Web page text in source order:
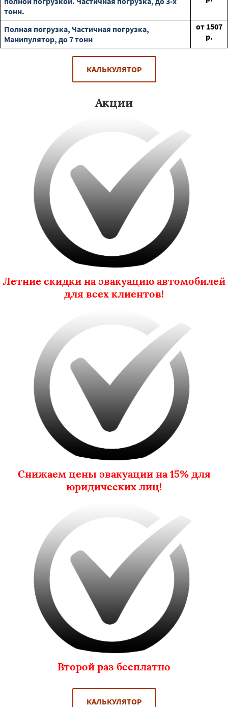
тонн.
Полная погрузка, Частичная погрузка,
Манипулятор, до 7 тонн
от 1507
р.
КАЛЬКУЛЯТОР
Акции
Летние скидки на эвакуацию автомобилей
для всех клиентов!
Снижаем цены эвакуации на 15% для
юридических лиц!
Второй раз бесплатно
КАЛЬКУЛЯТОР